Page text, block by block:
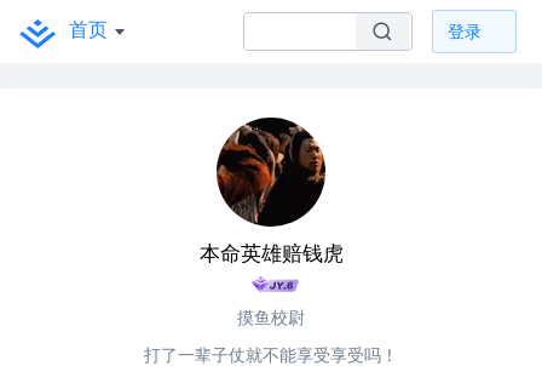
首页 登录
本命英雄赔钱虎
摸鱼校尉
打了一辈子仗就不能享受享受吗！